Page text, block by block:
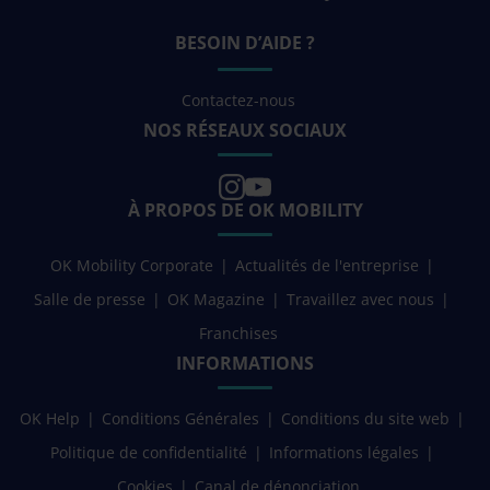
BESOIN D’AIDE ?
Contactez-nous
NOS RÉSEAUX SOCIAUX
À PROPOS DE OK MOBILITY
OK Mobility Corporate
Actualités de l'entreprise
Salle de presse
OK Magazine
Travaillez avec nous
Franchises
INFORMATIONS
OK Help Conditions Générales
Conditions du site web
Politique de confidentialité
Informations légales